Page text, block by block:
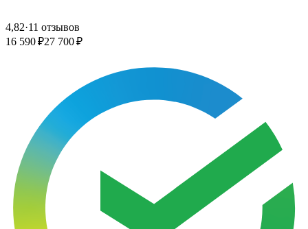
4,82·11 отзывов
16 590 ₽27 700 ₽